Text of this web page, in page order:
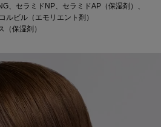
、セラミドNP、セラミドAP（保湿剤）、
ルビル（エモリエント剤）
保湿剤）